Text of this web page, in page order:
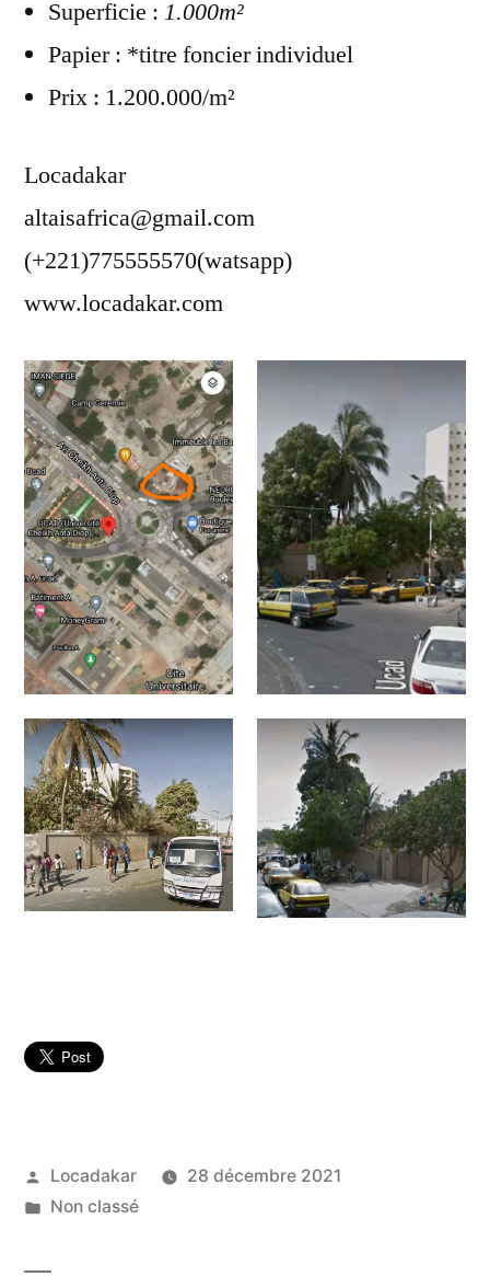
Superficie : 1.000m²
Papier : *titre foncier individuel
Prix : 1.200.000/m²
Locadakar
altaisafrica@gmail.com
(+221)775555570(watsapp)
www.locadakar.com
Publié
par
Locadakar
28 décembre 2021
Publié
Non classé